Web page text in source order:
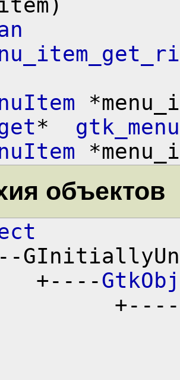
*
объектов
         +----
               +----